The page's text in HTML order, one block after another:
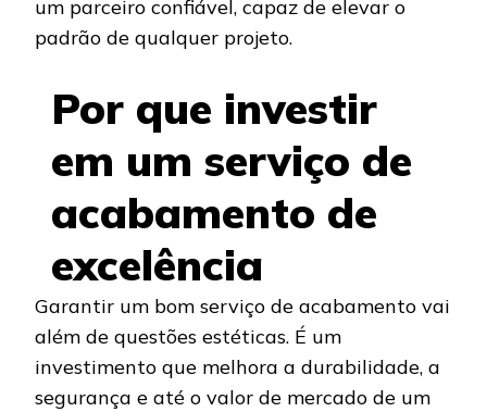
um parceiro confiável, capaz de elevar o
padrão de qualquer projeto.
Por que investir
em um serviço de
acabamento de
excelência
Garantir um bom serviço de acabamento vai
além de questões estéticas. É um
investimento que melhora a durabilidade, a
segurança e até o valor de mercado de um